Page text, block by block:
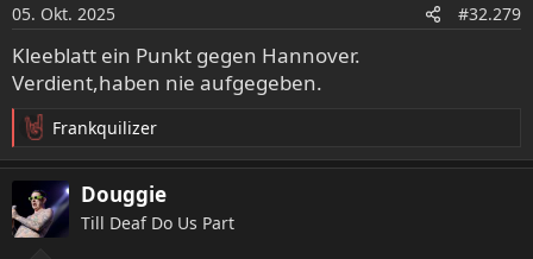
n
e
n
:
05. Okt. 2025 #32.279
Kleeblatt ein Punkt gegen Hannover.
Verdient,haben nie aufgegeben.
R
e
a
t
Frankquilizer
Douggie
Till Deaf Do Us Part